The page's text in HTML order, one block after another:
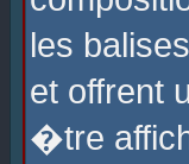
les
et offrent
�tre